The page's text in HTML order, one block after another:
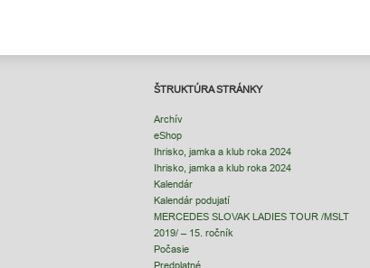
ŠTRUKTÚRA STRÁNKY
Archív
eShop
Ihrisko, jamka a klub roka 2024
Ihrisko, jamka a klub roka 2024
Kalendár
Kalendár podujatí
MERCEDES SLOVAK LADIES TOUR /MSLT
2019/ – 15. ročník
Počasie
Predplatné